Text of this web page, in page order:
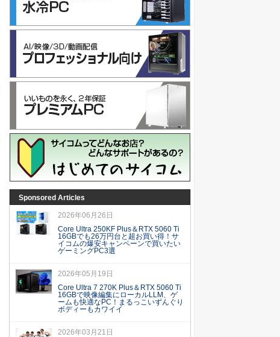
Sponsored Articles
2026年06月26日
Core Ultra 250KF Plus＆RTX 5060 Ti
16GBでも26万円台と超お買い得！サ
イコムの爆安キャンペーンで買いたい
ゲーミングPC3選
2026年05月19日
Core Ultra 7 270K Plus＆RTX 5060 Ti
16GBで映像編集にローカルLLM、ゲ
ームも快適なPC！まるっこいずんぐり
ボディーもカワイイ
2026年03月21日